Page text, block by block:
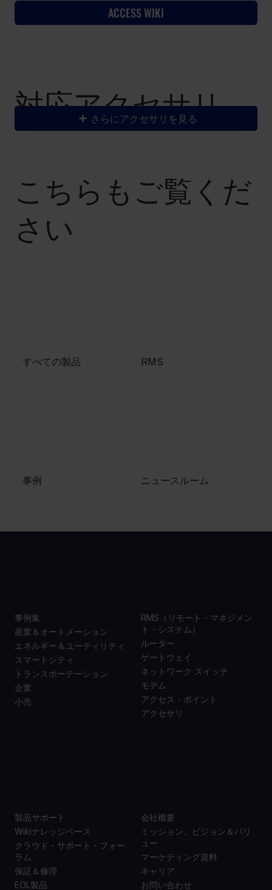
ACCESS WIKI
​対応アクセサリ
さらにアクセサリを見る
こちらもご覧くだ
さい
​すべての製品 ​RMS
​事例 ニュースルーム
事例集
産業＆オートメーション
エネルギー＆ユーティリティ
スマートシティ
トランスポーテーション
企業
小売
RMS（リモート・マネジメン
ト・システム）
ルーター
ゲートウェイ
ネットワーク スイッチ
モデム
アクセス・ポイント
アクセサリ
製品サポート
Wikiナレッジベース
クラウド・サポート・フォー
ラム
保証＆修理
EOL製品
会社概要
ミッション、ビジョン＆バリ
ュー
マーケティング資料
キャリア
お問い合わせ